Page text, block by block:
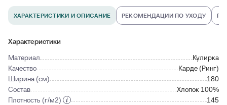
ХАРАКТЕРИСТИКИ И ОПИСАНИЕ РЕКОМЕНДАЦИИ ПО УХОДУ
Характеристики
Материал
Кулирка
Качество
Карде (Ринг)
Ширина (см)
180
Состав
Хлопок 100%
Плотность (г/м2)
145